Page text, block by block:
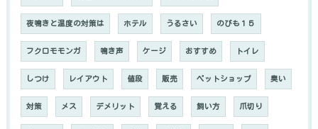
夜鳴きと温度の対策は ホテル うるさい のびも１５
フクロモモンガ 鳴き声 ケージ おすすめ トイレ
しつけ レイアウト 値段 販売 ペットショップ 臭い
対策 メス デメリット 覚える 飼い方 爪切り